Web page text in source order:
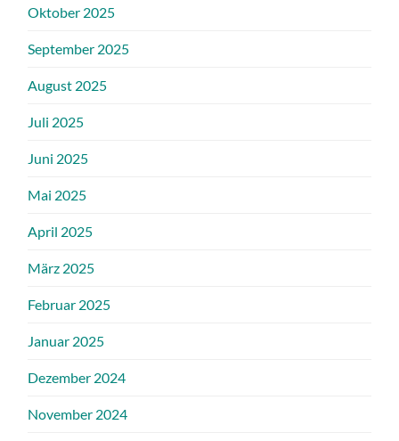
Oktober 2025
September 2025
August 2025
Juli 2025
Juni 2025
Mai 2025
April 2025
März 2025
Februar 2025
Januar 2025
Dezember 2024
November 2024